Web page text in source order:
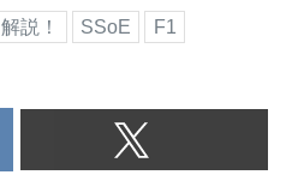
説！ SSoE
F1